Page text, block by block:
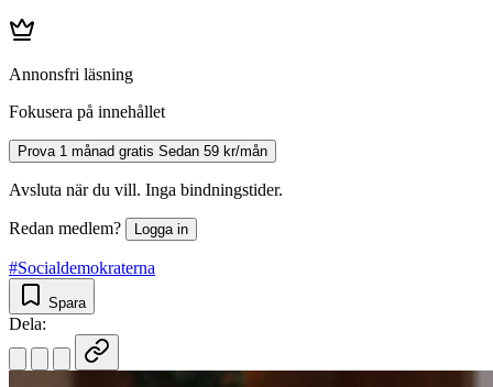
Annonsfri läsning
Fokusera på innehållet
Prova 1 månad gratis Sedan 59 kr/mån
Avsluta när du vill. Inga bindningstider.
Redan medlem? Logga in
#Socialdemokraterna
Spara
Dela: